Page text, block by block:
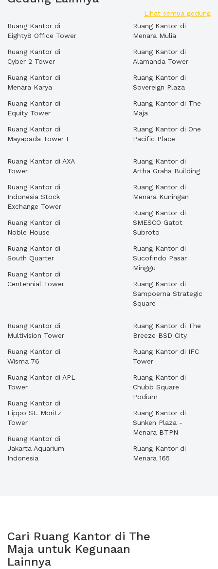
Lihat semua gedung
Ruang Kantor di
Eighty8 Office Tower
Ruang Kantor di
Cyber 2 Tower
Ruang Kantor di
Menara Karya
Ruang Kantor di
Equity Tower
Ruang Kantor di
Mayapada Tower I
Ruang Kantor di
Menara Mulia
Ruang Kantor di
Alamanda Tower
Ruang Kantor di
Sovereign Plaza
Ruang Kantor di The
Maja
Ruang Kantor di One
Pacific Place
Ruang Kantor di AXA
Tower
Ruang Kantor di
Indonesia Stock
Exchange Tower
Ruang Kantor di
Noble House
Ruang Kantor di
South Quarter
Ruang Kantor di
Centennial Tower
Ruang Kantor di
Artha Graha Building
Ruang Kantor di
Menara Kuningan
Ruang Kantor di
SMESCO Gatot
Subroto
Ruang Kantor di
Sucofindo Pasar
Minggu
Ruang Kantor di
Sampoerna Strategic
Square
Ruang Kantor di
Multivision Tower
Ruang Kantor di
Wisma 76
Ruang Kantor di APL
Tower
Ruang Kantor di
Lippo St. Moritz
Tower
Ruang Kantor di
Jakarta Aquarium
Indonesia
Ruang Kantor di The
Breeze BSD City
Ruang Kantor di IFC
Tower
Ruang Kantor di
Chubb Square
Podium
Ruang Kantor di
Sunken Plaza -
Menara BTPN
Ruang Kantor di
Menara 165
Cari Ruang Kantor di The
Maja untuk Kegunaan
Lainnya